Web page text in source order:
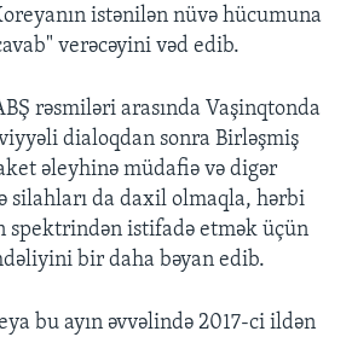
istənilən nüvə hücumuna
verəcəyini vəd edib.
rəsmiləri arasında Vaşinqtonda
dialoqdan sonra Birləşmiş
əleyhinə müdafiə və digər
silahları da daxil olmaqla, hərbi
spektrindən istifadə etmək üçün
bir daha bəyan edib.
bu ayın əvvəlində 2017-ci ildən